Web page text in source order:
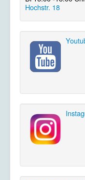
Hochstr. 18